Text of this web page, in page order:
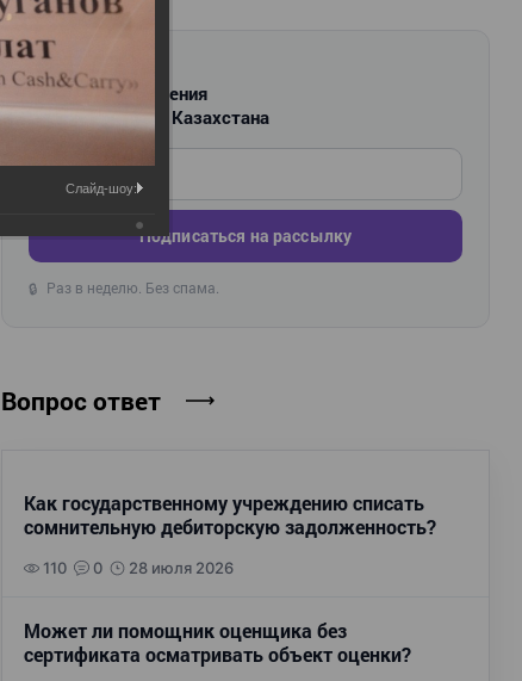
РАССЫЛКА
Новости и изменения
для бухгалтеров Казахстана
Подписаться на рассылку
🔒 Раз в неделю. Без спама.
Вопрос ответ
Как государственному учреждению списать
сомнительную дебиторскую задолженность?
110 0 28 июля 2026
Может ли помощник оценщика без
сертификата осматривать объект оценки?
Слайд-шоу: